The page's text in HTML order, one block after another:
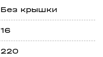
Без крышки
16
220